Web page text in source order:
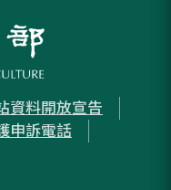
資料開放宣告
申訴電話